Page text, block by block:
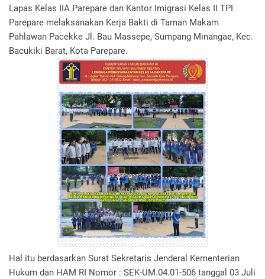
Lapas Kelas IIA Parepare dan Kantor Imigrasi Kelas II TPI
Parepare melaksanakan Kerja Bakti di Taman Makam
Pahlawan Pacekke Jl. Bau Massepe, Sumpang Minangae, Kec.
Bacukiki Barat, Kota Parepare.
Hal itu berdasarkan Surat Sekretaris Jenderal Kementerian
Hukum dan HAM RI Nomor : SEK-UM.04.01-506 tanggal 03 Juli